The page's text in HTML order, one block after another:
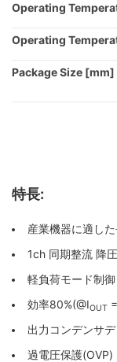
Operating
Operating
Package Size [mm]
特長:
産業機器に適し
1ch 同期整流 降
軽負荷モード制御
効率80%(@IOUT
出力コンデンサ
過電圧保護(OVP)